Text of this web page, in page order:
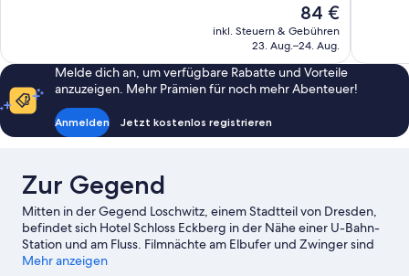
1.002
Bewertungen
Der
Preis
beträgt
84 €
inkl. Steuern & Gebühren
23. Aug.–24. Aug.
Melde dich an, um verfügbare Rabatte und Vorteile
anzuzeigen. Mehr Prämien für noch mehr Abenteuer!
Anmelden Jetzt kostenlos registrieren
Zur Gegend
Mitten in der Gegend Loschwitz, einem Stadtteil von Dresden,
befindet sich Hotel Schloss Eckberg in der Nähe einer U-Bahn-
Station und am Fluss. Filmnächte am Elbufer und Zwinger sind
Höhepunkte für kulturell interessierte Besucher, während zu
Mehr anzeigen